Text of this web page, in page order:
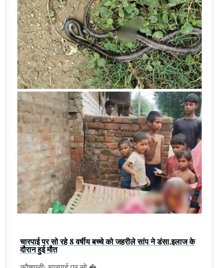
चारपाई पर सो रहे 8 वर्षीय बच्चे को जहरीले सांप ने डंसा,इलाज के
दौरान हुई मौत